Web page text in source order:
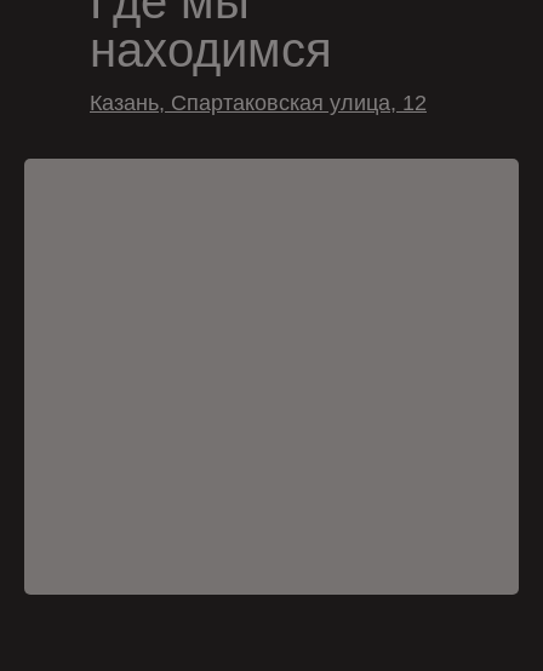
находимся
Казань, Спартаковская улица, 12